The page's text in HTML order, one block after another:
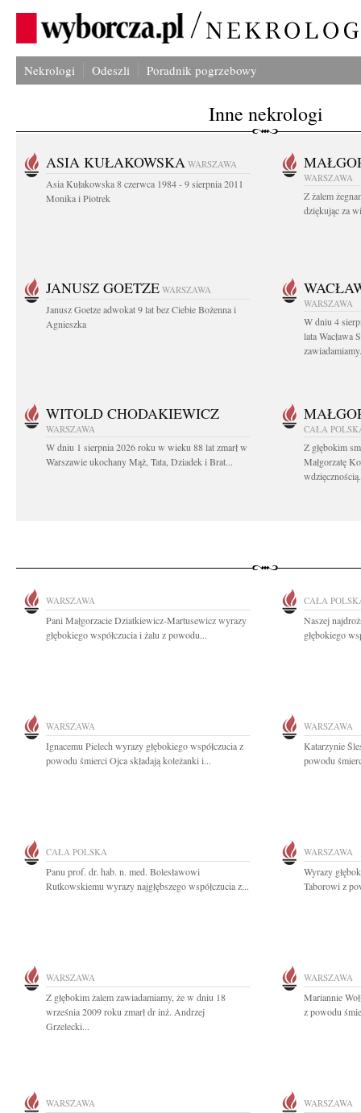
Nekrologi Odeszli Poradnik pogrzebowy
Inne nekrologi
ASIA KUŁAKOWSKA WARSZAWA
Asia Kułakowska 8 czerwca 1984 - 9 sierpnia 2011
Monika i Piotrek
WARSZAWA
Z żalem
dziękując za
JANUSZ GOETZE WARSZAWA
Janusz Goetze adwokat 9 lat bez Ciebie Bożenna i
Agnieszka
WARSZAWA
W dniu 4
lata Wacława
WITOLD CHODAKIEWICZ
WARSZAWA
W dniu 1 sierpnia 2026 roku w wieku 88 lat zmarł w
Warszawie ukochany Mąż, Tata, Dziadek i Brat...
CAŁA
Z głębokim
Małgorzatę
WARSZAWA
Pani Małgorzacie Dziatkiewicz-Martusewicz wyrazy
głębokiego współczucia i żalu z powodu...
CAŁA
Naszej
głębokiego
WARSZAWA
Ignacemu Pielech wyrazy głębokiego współczucia z
powodu śmierci Ojca składają koleżanki i...
WARSZAWA
Katarzynie
powodu
CAŁA POLSKA
Panu prof. dr. hab. n. med. Bolesławowi
Rutkowskiemu wyrazy najgłębszego współczucia z...
WARSZAWA
Wyrazy
Taborowi z
WARSZAWA
Z głębokim żalem zawiadamiamy, że w dniu 18
września 2009 roku zmarł dr inż. Andrzej
Grzelecki...
WARSZAWA
Mariannie
z powodu
WARSZAWA WARSZAWA